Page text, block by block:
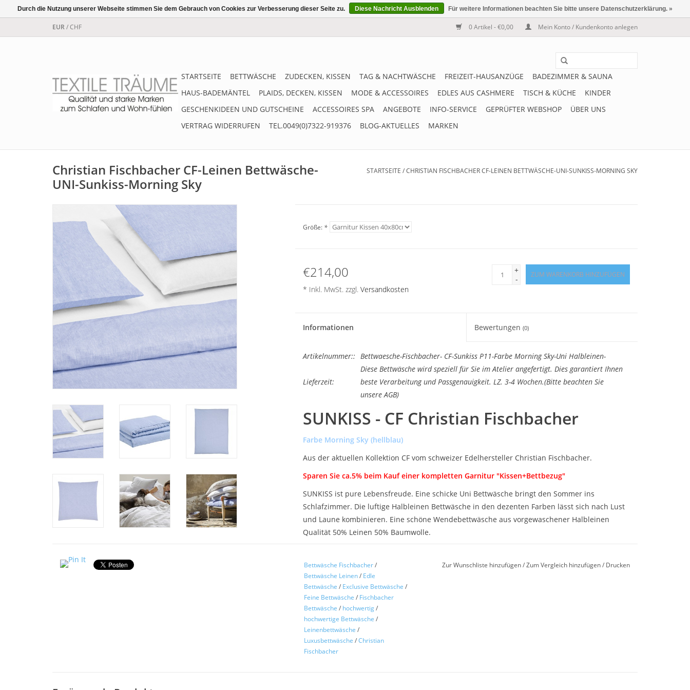
EUR/CHF 0 Artikel - €0,00 Mein Konto / Kundenkonto anlegen
STARTSEITE BETTWÄSCHE ZUDECKEN, KISSEN TAG & NACHTWÄSCHE FREIZEIT-HAUSANZÜGE
BADEZIMMER & SAUNA
HAUS-BADEMÄNTEL
PLAIDS, DECKEN, KISSEN MODE & ACCESSOIRES EDLES AUS CASHMERE TISCH & KÜCHE
KINDER
GESCHENKIDEEN UND GUTSCHEINE
ACCESSOIRES SPA ANGEBOTE INFO-SERVICE GEPRÜFTER WEBSHOP
ÜBER UNS
VERTRAG WIDERRUFEN
TEL.0049(0)7322-919376 BLOG-AKTUELLES MARKEN
Christian Fischbacher CF-Leinen Bettwäsche-
UNI-Sunkiss-Morning Sky
STARTSEITE /CHRISTIAN FISCHBACHER CF-LEINEN BETTWÄSCHE-UNI-SUNKISS-MORNING SKY
Größe: *
€214,00
* Inkl. MwSt. zzgl. Versandkosten
+
-
ZUM WARENKORB HINZUFÜGEN
Informationen Bewertungen(0)
Artikelnummer:: Bettwaesche-Fischbacher- CF-Sunkiss P11-Farbe Morning Sky-Uni Halbleinen-
Lieferzeit:
Diese Bettwäsche wird speziell für Sie im Atelier angefertigt. Dies garantiert Ihnen
beste Verarbeitung und Passgenauigkeit. LZ. 3-4 Wochen.(Bitte beachten Sie
unsere AGB)
SUNKISS - CF Christian Fischbacher
Farbe Morning Sky (hellblau)
Aus der aktuellen Kollektion CF vom schweizer Edelhersteller Christian Fischbacher.
Sparen Sie ca.5% beim Kauf einer kompletten Garnitur "Kissen+Bettbezug"
SUNKISS ist pure Lebensfreude. Eine schicke Uni Bettwäsche bringt den Sommer ins
Schlafzimmer. Die luftige Halbleinen Bettwäsche in den dezenten Farben lässt sich nach Lust
und Laune kombinieren. Eine schöne Wendebettwäsche aus vorgewaschener Halbleinen
Qualität 50% Leinen 50% Baumwolle.
Material aus Leinen/Baumwolle. Ein Musthave im Sommer, kühlend, trocken, zeitlos schick.
GönnenSie sich diesen trendigen Leinen Traum. Eine besondere Bettwäsche von Christian
Fischbacher aus der aktuellen Kollektion.
Morgens von der Sonne wachgeküsst und ab ins Leben. Die Unibettwäsche SUNKISS ist eine
grosse Versuchung, den Tag im Bett zu verbummeln. Der Leinen-Baumwolle-Mix steht für
einen rundum entspannten Lebensstil und unterstreicht diesen durch seine frischen Farben.
Verarbeitung Kissen mit Kuvertverschluß, Bezug mit Knopfverschluß
Bettwäsche Fischbacher/
Bettwäsche Leinen/ Edle
Bettwäsche / Exclusive Bettwäsche /
Feine Bettwäsche / Fischbacher
Bettwäsche / hochwertig/
hochwertige Bettwäsche /
Leinenbettwäsche /
Luxusbettwäsche /Christian
Fischbacher
Zur Wunschliste hinzufügen/Zum Vergleich hinzufügen/ Drucken
Durch die Nutzung unserer Webseite stimmen Sie dem Gebrauch von Cookies zur Verbesserung dieser Seite zu. Diese Nachricht Ausblenden Für weitere Informationen beachten Sie bitte unsere Datenschutzerklärung. »